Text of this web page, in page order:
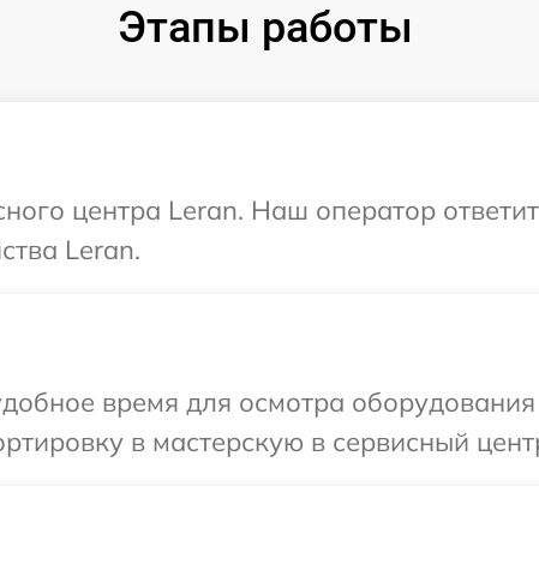
Этапы работы
центра Leran. Наш оператор
Leran.
время для осмотра
в мастерскую в сервисный